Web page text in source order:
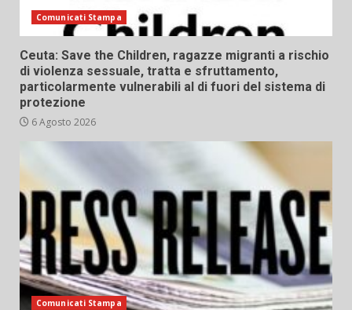
Comunicati Stampa
Ceuta: Save the Children, ragazze migranti a rischio
di violenza sessuale, tratta e sfruttamento,
particolarmente vulnerabili al di fuori del sistema di
protezione
6 Agosto 2026
Comunicati Stampa